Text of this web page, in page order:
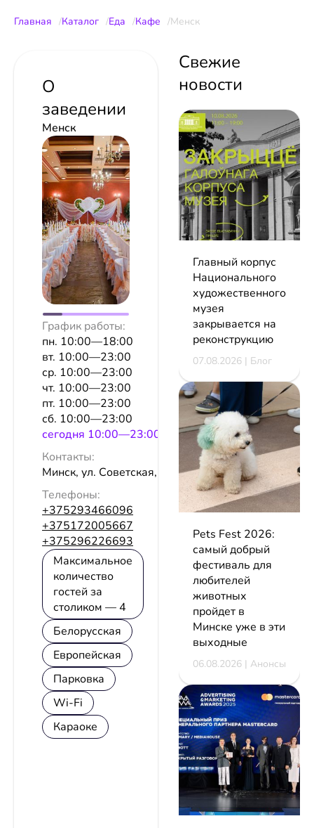
Главная Каталог Еда Кафе Менск
О
заведении
Менск
График работы:
пн. 10:00—18:00
вт. 10:00—23:00
ср. 10:00—23:00
чт. 10:00—23:00
пт. 10:00—23:00
сб. 10:00—23:00
сeгодня 10:00—23:00
Контакты:
Минск, ул. Советская, 9
Телефоны:
+375293466096
+375172005667
+375296226693
Максимальное
количество
гостей за
столиком — 4
Белорусская
Европейская
Парковка
Wi-Fi
Караоке
Свежие
новости
Главный корпус
Национального
художественного
музея
закрывается на
реконструкцию
07.08.2026 | Блог
Pets Fest 2026:
самый добрый
фестиваль для
любителей
животных
пройдет в
Минске уже в эти
выходные
06.08.2026 | Анонсы